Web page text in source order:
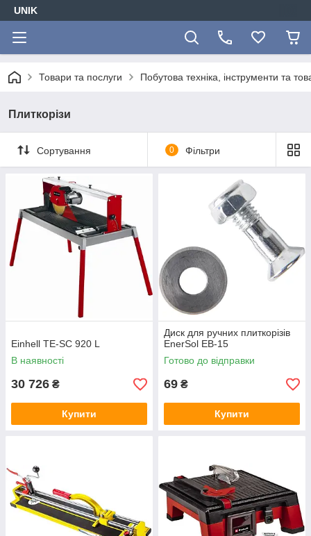
UNIK
Товари та послуги Побутова техніка, інструменти та
Плиткорізи
Сортування 0 Фільтри
Einhell TE-SC 920 L
В наявності
30 726 ₴
Купити
Диск для ручних плиткорізів
EnerSol EB-15
Готово до відправки
69 ₴
Купити